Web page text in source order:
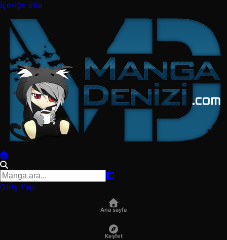
İçeriğe atla
Giriş Yap
Ana sayfa
Keşfet